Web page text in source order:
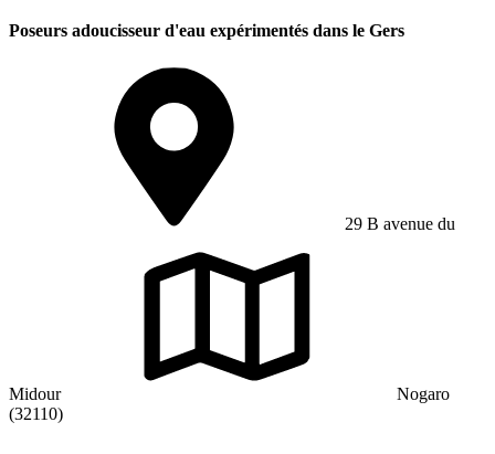
Poseurs adoucisseur d'eau expérimentés dans le Gers
29 B avenue du
Midour
Nogaro
(32110)